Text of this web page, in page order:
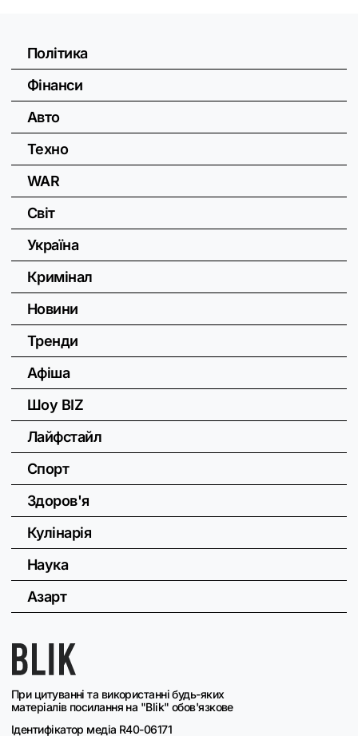
При цитуванні та використанні будь-яких
матеріалів посилання на "Blik" обов'язкове
Ідентифікатор медіа R40-06171
Політика
Фінанси
Авто
Техно
WAR
Світ
Україна
Кримінал
Новини
Тренди
Афіша
Шоу BIZ
Лайфстайл
Спорт
Здоров'я
Кулінарія
Наука
Азарт